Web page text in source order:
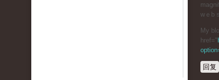
wｅb
My
href="
回复